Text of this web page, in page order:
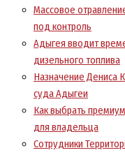
Массовое
под контроль
Адыгея вводит
дизельного топлива
Назначение Дениса
суда Адыгеи
Как выбрать
для владельца
Сотрудники